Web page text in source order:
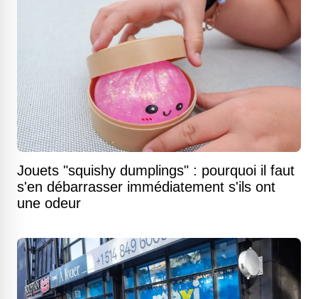
Jouets "squishy dumplings" : pourquoi il faut
s'en débarrasser immédiatement s'ils ont
une odeur